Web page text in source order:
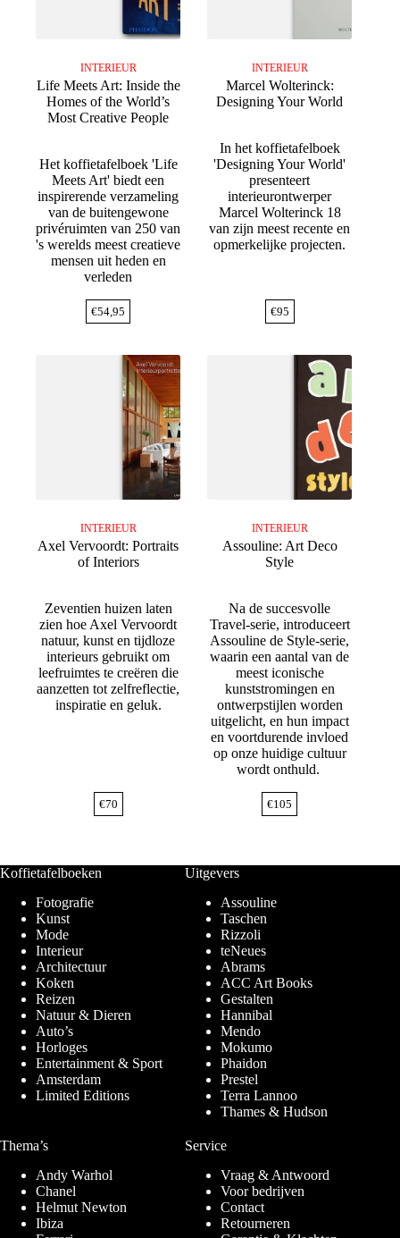
INTERIEUR
Life Meets Art: Inside the
Homes of the World’s
Most Creative People
Het koffietafelboek 'Life
Meets Art' biedt een
inspirerende verzameling
van de buitengewone
privéruimten van 250 van
's werelds meest creatieve
mensen uit heden en
verleden
€54,95
INTERIEUR
Marcel Wolterinck:
Designing Your World
In het koffietafelboek
'Designing Your World'
presenteert
interieurontwerper
Marcel Wolterinck 18
van zijn meest recente en
opmerkelijke projecten.
€95
INTERIEUR
Axel Vervoordt: Portraits
of Interiors
Zeventien huizen laten
zien hoe Axel Vervoordt
natuur, kunst en tijdloze
interieurs gebruikt om
leefruimtes te creëren die
aanzetten tot zelfreflectie,
inspiratie en geluk.
€70
INTERIEUR
Assouline: Art Deco
Style
Na de succesvolle
Travel-serie, introduceert
Assouline de Style-serie,
waarin een aantal van de
meest iconische
kunststromingen en
ontwerpstijlen worden
uitgelicht, en hun impact
en voortdurende invloed
op onze huidige cultuur
wordt onthuld.
€105
Koffietafelboeken
Fotografie
Kunst
Mode
Interieur
Architectuur
Koken
Reizen
Natuur & Dieren
Auto’s
Horloges
Entertainment & Sport
Amsterdam
Limited Editions
Uitgevers
Assouline
Taschen
Rizzoli
teNeues
Abrams
ACC Art Books
Gestalten
Hannibal
Mendo
Mokumo
Phaidon
Prestel
Terra Lannoo
Thames & Hudson
Thema’s
Andy Warhol
Chanel
Helmut Newton
Ibiza
Service
Vraag & Antwoord
Voor bedrijven
Contact
Retourneren